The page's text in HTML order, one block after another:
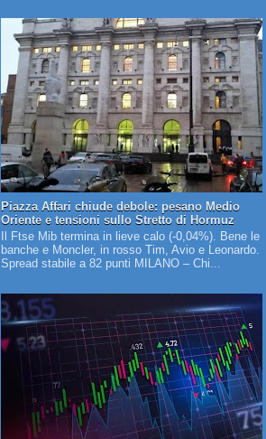
Piazza Affari chiude debole: pesano Medio
Oriente e tensioni sullo Stretto di Hormuz
Il Ftse Mib termina in lieve calo (-0,04%). Bene le
banche e Moncler, in rosso Tim, Avio e Leonardo.
Spread stabile a 82 punti MILANO – Chi...